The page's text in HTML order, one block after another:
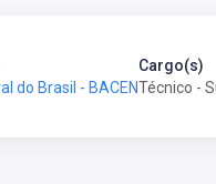
do Brasil - BACEN
Cargo(s)